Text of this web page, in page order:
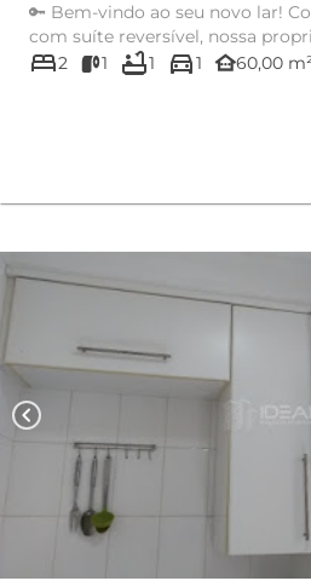
🔑 Bem-vindo ao seu novo lar!
com suíte reversível, nossa
conforto e f...
bed2 1 bathtub1 directions_car1 other_houses60,00
chevron_left